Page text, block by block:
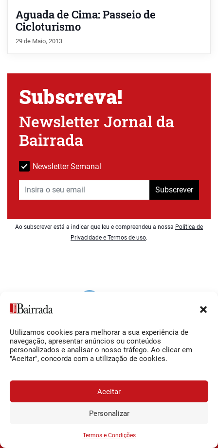
Utilizamos cookies para melhorar a sua experiência de
navegação, apresentar anúncios ou conteúdos
personalizados e analisar o nosso tráfego. Ao clicar em
"Aceitar", concorda com a utilização de cookies.
Aceitar
Personalizar
Termos e Condições
Aguada de Cima: Passeio de
Cicloturismo
29 de Maio, 2013
Subscreva!
Newsletter Jornal da
Bairrada
Newsletter Semanal
Subscrever
Ao subscrever está a indicar que leu e compreendeu a nossa Política de
Privacidade e Termos de uso.
0,34€/semana
Siga-nos
Facebook
O Jornal da Bairrada
Contactos
Termos e Condições
© 2026 Jornal da Bairrada